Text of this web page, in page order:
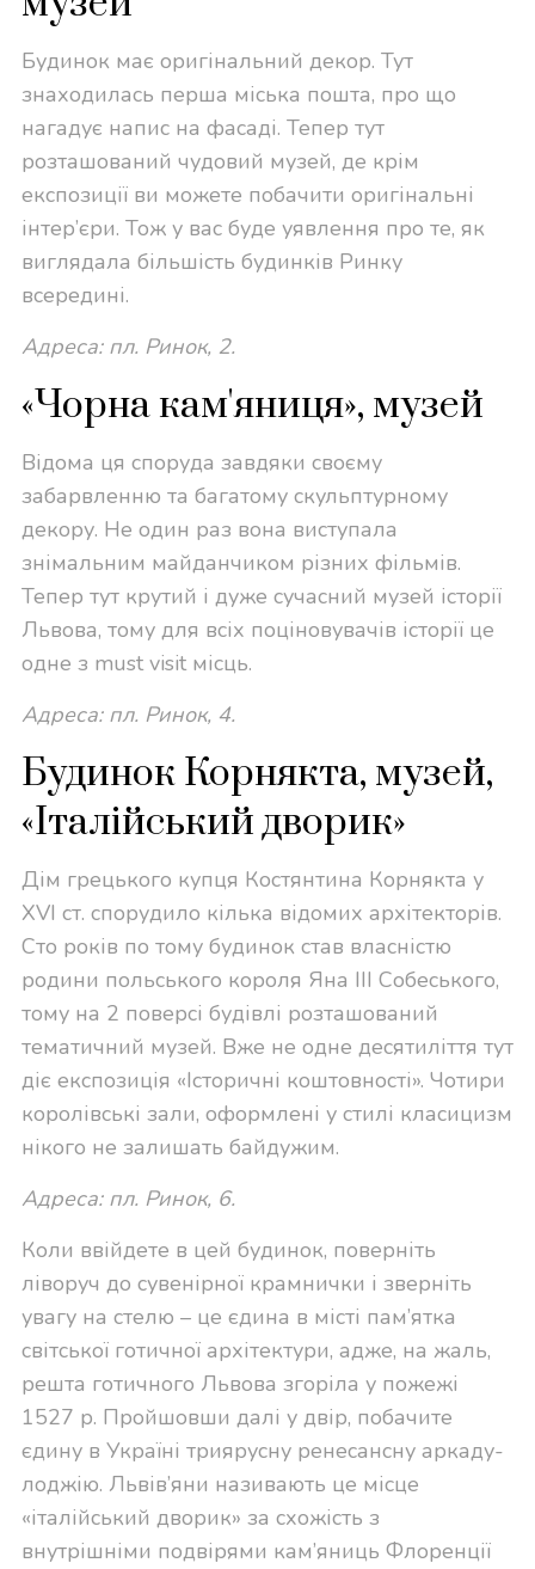
Будинок має оригінальний декор. Тут
знаходилась перша міська пошта, про що
нагадує напис на фасаді. Тепер тут
розташований чудовий музей, де крім
експозиції ви можете побачити оригінальні
інтер’єри. Тож у вас буде уявлення про те, як
виглядала більшість будинків Ринку
всередині.
Адреса: пл. Ринок, 2.
«Чорна кам'яниця», музей
Відома ця споруда завдяки своєму
забарвленню та багатому скульптурному
декору. Не один раз вона виступала
знімальним майданчиком різних фільмів.
Тепер тут крутий і дуже сучасний музей історії
Львова, тому для всіх поціновувачів історії це
одне з must visit місць.
Адреса: пл. Ринок, 4.
Будинок Корнякта, музей,
«Італійський дворик»
Дім грецького купця Костянтина Корнякта у
XVI cт. спорудило кілька відомих архітекторів.
Сто років по тому будинок став власністю
родини польського короля Яна ІІІ Собеського,
тому на 2 поверсі будівлі розташований
тематичний музей. Вже не одне десятиліття тут
діє експозиція «Історичні коштовності». Чотири
королівські зали, оформлені у стилі класицизм
нікого не залишать байдужим.
Адреса: пл. Ринок, 6.
Коли ввійдете в цей будинок, поверніть
ліворуч до сувенірної крамнички і зверніть
увагу на стелю – це єдина в місті пам’ятка
світської готичної архітектури, адже, на жаль,
решта готичного Львова згоріла у пожежі
1527 р. Пройшовши далі у двір, побачите
єдину в Україні триярусну ренесансну аркаду-
лоджію. Львів’яни називають це місце
«італійський дворик» за схожість з
внутрішніми подвірями кам’яниць Флоренції